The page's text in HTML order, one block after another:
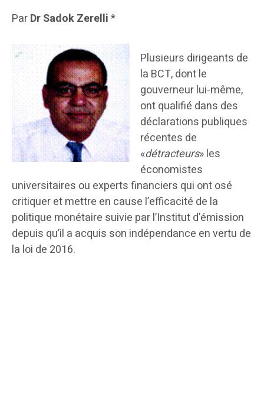
ParDr Sadok Zerelli*
Plusieurs dirigeants de
la BCT, dont le
gouverneur lui-même,
ont qualifié dans des
déclarations publiques
récentes de
«détracteurs» les
économistes
universitaires ou experts financiers qui ont osé
critiquer et mettre en cause l’efficacité de la
politique monétaire suivie par l’Institut d’émission
depuis qu’il a acquis son indépendance en vertu de
la loi de 2016.